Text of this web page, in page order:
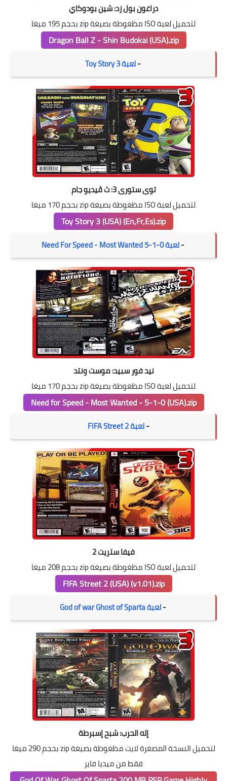
دراغون بول زد: شين بودوكاي
لتحميل لعبة ISO مظغوطة بصيغة zip بحجم 195 ميغا
Dragon Ball Z - Shin Budokai (USA).zip
-لعبة Toy Story 3
توى ستورى 3: ث ڤيديو جام
لتحميل لعبة ISO مظغوطة بصيغة zip بحجم 170 ميغا
Toy Story 3 (USA) (En,Fr,Es).zip
-لعبة Need For Speed - Most Wanted 5-1-0
نيد فور سبيد: موست ونتد
لتحميل لعبة ISO مظغوطة بصيغة zip بحجم 170 ميغا
Need for Speed - Most Wanted - 5-1-0 (USA).zip
-لعبة FIFA Street 2
فيفا ستريت 2
لتحميل لعبة ISO مظغوطة بصيغة zip بحجم 208 ميغا
FIFA Street 2 (USA) (v1.01).zip
-لعبة God of war Ghost of Sparta
إله الحرب: شبح إسبرطة
لتحميل النسخة المصغرة لايت مظغوطة بصيغة zip بحجم 290 ميغا
فقط من ميديا فاير